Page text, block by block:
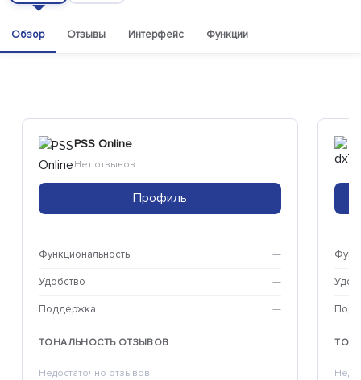
Обзор Отзывы Интерфейс Функции
PSS Online
Нет отзывов
Профиль
Функциональность —
Удобство —
Поддержка —
ТОНАЛЬНОСТЬ ОТЗЫВОВ
Недостаточно отзывов